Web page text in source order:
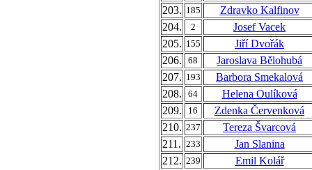
203. 185
Zdravko Kalfinov
204.
2
Josef Vacek
205. 155
Jiří Dvořák
206.
68
Jaroslava Bělohubá
207. 193
Barbora Smekalová
208.
64
Helena Oulíková
209.
16
Zdenka Červenková
210. 237
Tereza Švarcová
211. 233
Jan Slanina
212. 239
Emil Kolář